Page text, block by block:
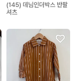
(145) 데님인더박스 반팔
셔츠